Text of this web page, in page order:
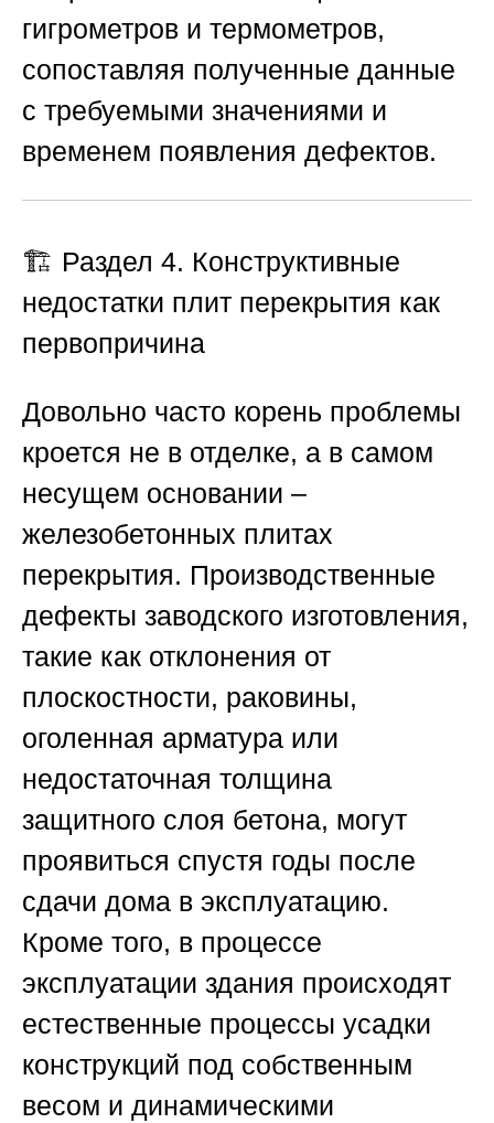
гигрометров и термометров,
сопоставляя полученные данные
с требуемыми значениями и
временем появления дефектов.
🏗️ Раздел 4. Конструктивные
недостатки плит перекрытия как
первопричина
Довольно часто корень проблемы
кроется не в отделке, а в самом
несущем основании –
железобетонных плитах
перекрытия. Производственные
дефекты заводского изготовления,
такие как отклонения от
плоскостности, раковины,
оголенная арматура или
недостаточная толщина
защитного слоя бетона, могут
проявиться спустя годы после
сдачи дома в эксплуатацию.
Кроме того, в процессе
эксплуатации здания происходят
естественные процессы усадки
конструкций под собственным
весом и динамическими